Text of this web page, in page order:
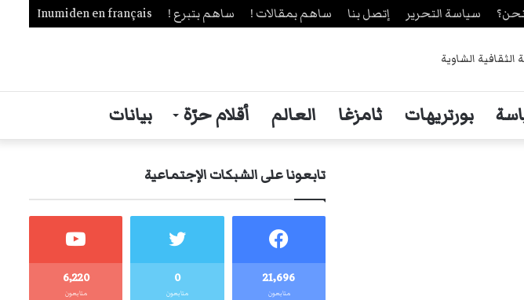
سياسة التحرير إتصل بنا ساهم بمقالات ! ساهم بتبرع ! Inumiden en français
بورتريهات ثامزغا العالم أقلام حرّة بيانات
تابعونا على الشبكات الإجتماعية
21٬696
متابعون
0
متابعون
6٬220
متابعون